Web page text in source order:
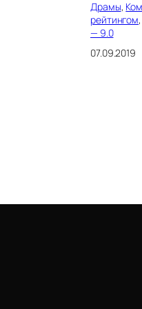
Драмы,
рейтингом,
— 9.0
07.09.2019